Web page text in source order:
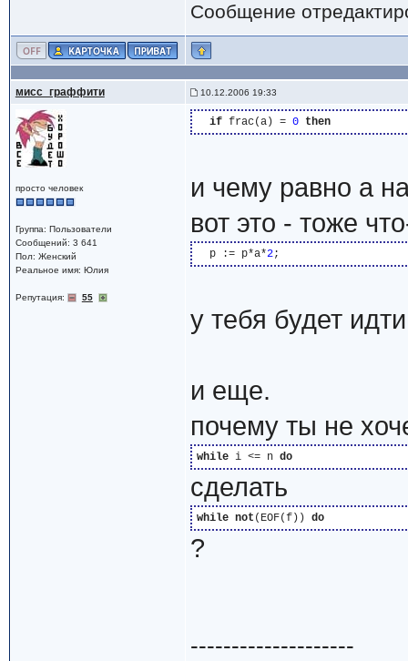
Сообщение
мисс_граффити 10.12.2006 19:33
просто человек
Группа: Пользователи
Сообщений: 3 641
Пол: Женский
Реальное имя: Юлия
Репутация: 55
if frac(a) = 0 then
и чему равно а
вот это - тоже
  p := p*a*
2
у тебя будет
и еще.
почему ты не
while i <= n do
сделать
while not (EOF(f)) do
?
--------------------